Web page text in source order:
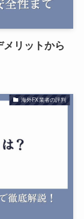
リットから
海外FX業者の評判